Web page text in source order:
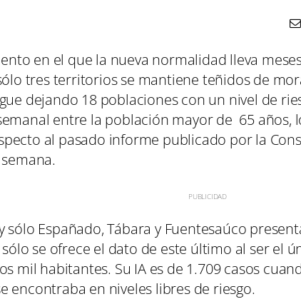
en el que la nueva normalidad lleva
tres territorios se mantiene teñidos de
dejando 18 poblaciones con un nivel de
entre la población mayor de 65 años,
al pasado informe publicado por la
sólo Españado, Tábara y Fuentesaúco
se ofrece el dato de este último al ser el
mil habitantes. Su IA es de 1.709 casos
encontraba en niveles libres de riesgo.